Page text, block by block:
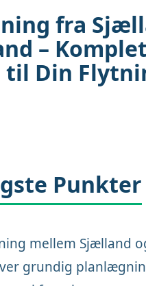
fra
–
til Din
Punkter
mellem Sjælland
grundig